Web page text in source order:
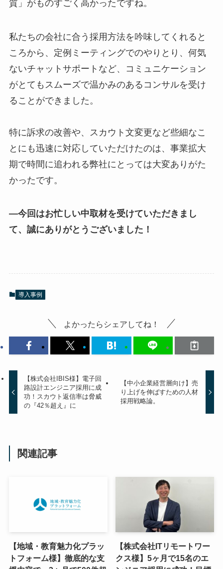
質」がものすごく高かったですね。
私たちの会社に合う採用方法を吟味してくれると
ころから、定例ミーティングでのやりとり、何気
ないチャットサポートなど、コミュニケーション
がとてもスムーズで温かみのあるコンサルを受け
ることができました。
特に訴求の改善や、スカウト文変更など些細なこ
とにも迅速に対応していただけたのは、事業拡大
期で時間に追われる弊社にとっては大変ありがた
かったです。
―今回はお忙しい中取材を受けていただきまし
て、誠にありがとうございました！
導入事例
よかったらシェアしてね！
【株式会社IBIS様】電子回
路設計エンジニア採用に成
功！スカウト返信率は脅威
の『42％超え』に
【中小企業経営層向け】売
り上げを伸ばすための人材
採用戦略論。
関連記事
【地域・教育魅力化プラッ
トフォーム様】徹底的な支
【株式会社ITリモートワー
クス様】5ヶ月で15名のエ